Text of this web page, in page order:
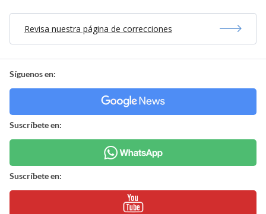
Revisa nuestra página de correcciones
Síguenos en:
Suscríbete en:
Suscríbete en: